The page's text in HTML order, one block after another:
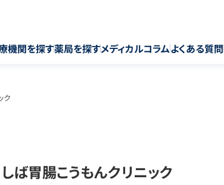
機関を探す薬局を探すメディカルコラムよくある質問
ク
しば胃腸こうもんクリニック